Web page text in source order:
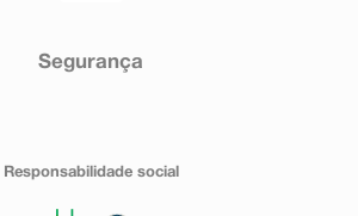
Segurança
Responsabilidade social